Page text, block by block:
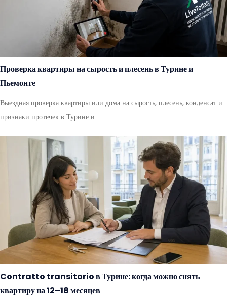
Проверка квартиры на сырость и плесень в Турине и
Пьемонте
Выездная проверка квартиры или дома на сырость, плесень, конденсат и
признаки протечек в Турине и
Contratto transitorio в Турине: когда можно снять
квартиру на 12–18 месяцев